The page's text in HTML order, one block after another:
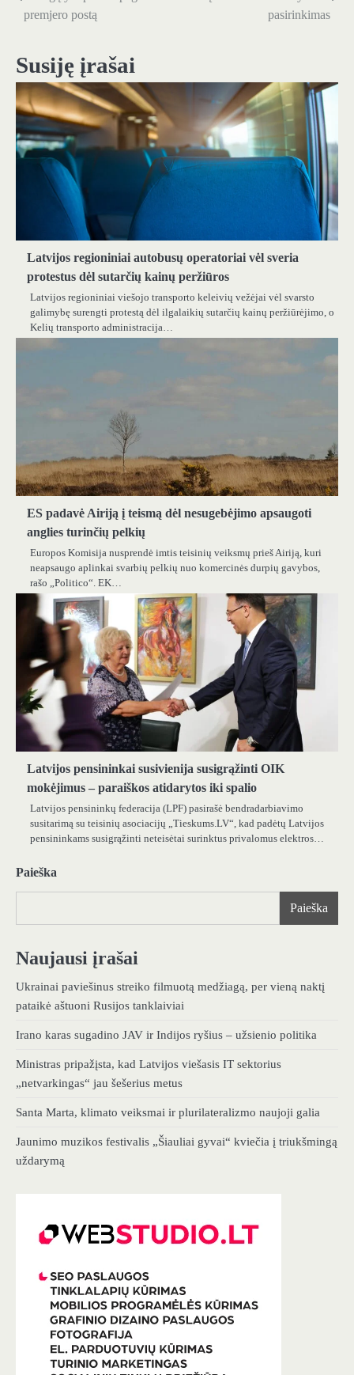
tarp
premjero postą
pasirinkimas
Susiję įrašai
Latvijos regioniniai autobusų operatoriai vėl sveria
protestus dėl sutarčių kainų peržiūros
Latvijos regioniniai viešojo transporto keleivių vežėjai vėl svarsto
galimybę surengti protestą dėl ilgalaikių sutarčių kainų peržiūrėjimo, o
Kelių transporto administracija…
ES padavė Airiją į teismą dėl nesugebėjimo apsaugoti
anglies turinčių pelkių
Europos Komisija nusprendė imtis teisinių veiksmų prieš Airiją, kuri
neapsaugo aplinkai svarbių pelkių nuo komercinės durpių gavybos,
rašo „Politico“. EK…
Latvijos pensininkai susivienija susigrąžinti OIK
mokėjimus – paraiškos atidarytos iki spalio
Latvijos pensininkų federacija (LPF) pasirašė bendradarbiavimo
susitarimą su teisinių asociacijų „Tieskums.LV“, kad padėtų Latvijos
pensininkams susigrąžinti neteisėtai surinktus privalomus elektros…
Paieška
Paieška
Naujausi įrašai
Ukrainai paviešinus streiko filmuotą medžiagą, per vieną naktį
pataikė aštuoni Rusijos tanklaiviai
Irano karas sugadino JAV ir Indijos ryšius – užsienio politika
Ministras pripažįsta, kad Latvijos viešasis IT sektorius
„netvarkingas“ jau šešerius metus
Santa Marta, klimato veiksmai ir plurilateralizmo naujoji galia
Jaunimo muzikos festivalis „Šiauliai gyvai“ kviečia į triukšmingą
uždarymą